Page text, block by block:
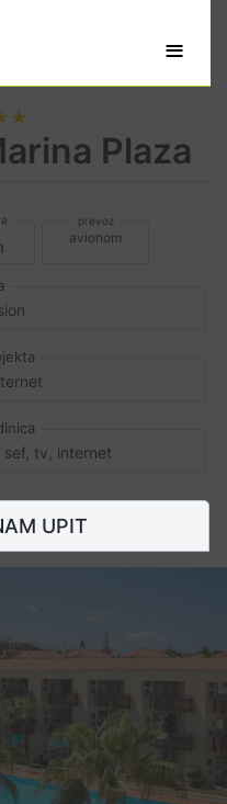
≡
Plaza
avionom
tv, internet
UPIT